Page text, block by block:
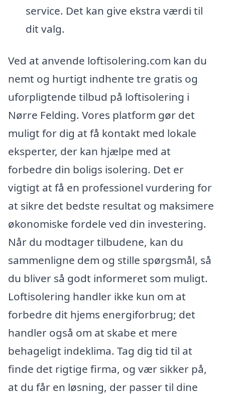
service. Det kan give ekstra værdi til
dit valg.
Ved at anvende loftisolering.com kan du
nemt og hurtigt indhente tre gratis og
uforpligtende tilbud på loftisolering i
Nørre Felding. Vores platform gør det
muligt for dig at få kontakt med lokale
eksperter, der kan hjælpe med at
forbedre din boligs isolering. Det er
vigtigt at få en professionel vurdering for
at sikre det bedste resultat og maksimere
økonomiske fordele ved din investering.
Når du modtager tilbudene, kan du
sammenligne dem og stille spørgsmål, så
du bliver så godt informeret som muligt.
Loftisolering handler ikke kun om at
forbedre dit hjems energiforbrug; det
handler også om at skabe et mere
behageligt indeklima. Tag dig tid til at
finde det rigtige firma, og vær sikker på,
at du får en løsning, der passer til dine